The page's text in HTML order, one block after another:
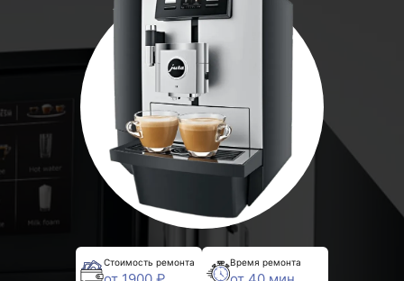
Стоимость ремонта Время ремонта